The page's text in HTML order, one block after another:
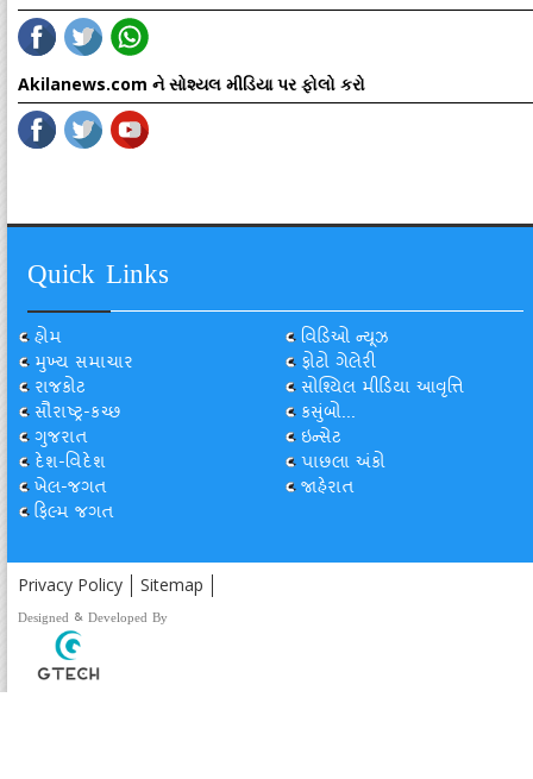
Akilanews.com ને સોશ્યલ મીડિયા પર ફોલો કરો
Quick Links
હોમ
મુખ્ય સમાચાર
રાજકોટ
સૌરાષ્ટ્ર-કચ્છ
ગુજરાત
દેશ-વિદેશ
ખેલ-જગત
ફિલ્મ જગત
વિડિઓ ન્યૂઝ
ફોટો ગેલેરી
સોશ્યિલ મીડિયા આવૃત્તિ
કસુંબો...
ઇન્સેટ
પાછલા અંકો
જાહેરાત
Privacy Policy Sitemap
Designed & Developed By